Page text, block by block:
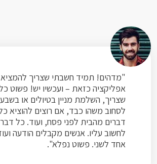
"מדהים! תמיד חשבתי שצריך להמציא
אפליקציה כזאת – ועכשיו יש! פשוט
שצריך, השלמת מניין בטיולים או
לסחוב משהו כבד, אם רוצים להוציא כל
דברים מהבית לפני פסח, ועוד. כל
לחשוב עליו. אנשים מקבלים הודעה
אחד לשני. פשוט נפלא".